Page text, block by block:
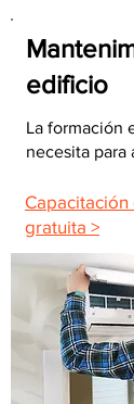
edificio
La formación
necesita para
gratuita >